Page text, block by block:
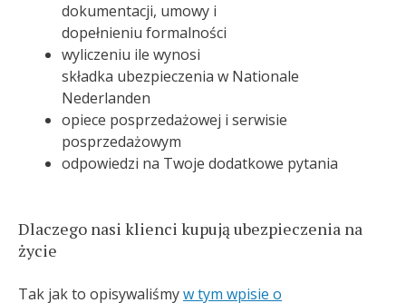
dokumentacji, umowy i
dopełnieniu formalności
wyliczeniu ile wynosi
składka ubezpieczenia w Nationale
Nederlanden
opiece posprzedażowej i serwisie
posprzedażowym
odpowiedzi na Twoje dodatkowe pytania
Dlaczego nasi klienci kupują ubezpieczenia na
życie
Tak jak to opisywaliśmyw tym wpisie o